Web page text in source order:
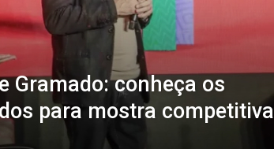
Gramado: conheça os
para mostra competitiva